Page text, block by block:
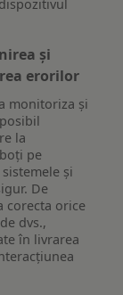
și
erorilor
monitoriza și
la
pe
și
De
corecta orice
dvs.,
în livrarea